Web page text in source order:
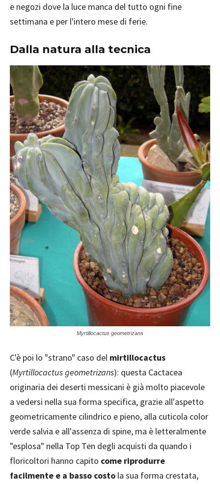
e negozi dove la luce manca del tutto ogni fine
settimana e per l'intero mese di ferie.
Dalla natura alla tecnica
Myrtillocactus geometrizans
C'è poi lo "strano" caso del mirtillocactus
(Myrtillocactus geometrizans): questa Cactacea
originaria dei deserti messicani è già molto piacevole
a vedersi nella sua forma specifica, grazie all'aspetto
geometricamente cilindrico e pieno, alla cuticola color
verde salvia e all'assenza di spine, ma è letteralmente
"esplosa" nella Top Ten degli acquisti da quando i
floricoltori hanno capito come riprodurre
facilmente e a basso costo la sua forma crestata,